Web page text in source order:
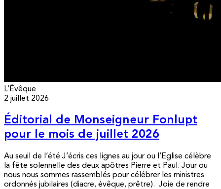
L’Évêque
2 juillet 2026
Éditorial de Monseigneur Fonlupt
pour le mois de juillet 2026
Au seuil de l’été J’écris ces lignes au jour ou l’Eglise célèbre
la fête solennelle des deux apôtres Pierre et Paul. Jour ou
nous nous sommes rassemblés pour célébrer les ministres
ordonnés jubilaires (diacre, évêque, prêtre). Joie de rendre